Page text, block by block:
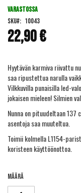
beginning
the
images
gallery
22,90 €
VARASTOSSA
SKU
10043
Hyytävän karmiva riivattu
saa ripustettua narulla
Vilkkuvilla punaisilla led-
jokaisen mieleen! Silmien
Nunna on pituudeltaan
asentoja saa muuteltua.
Toimii kolmella L1154-
koristeen käyttöönottoa.
Määrä